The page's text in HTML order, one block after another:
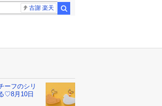
古謝 楽天
ーフのシリ
♡8月10日